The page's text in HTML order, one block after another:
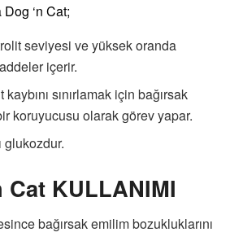
Dog ‘n Cat;
seviyesi ve yüksek oranda
içerir.
sınırlamak için bağırsak
koruyucusu olarak görev yapar.
glukozdur.
Cat KULLANIMI
bağırsak emilim bozukluklarını